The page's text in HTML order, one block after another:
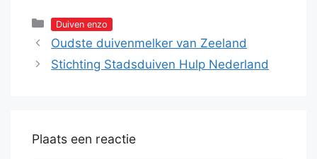
Categorieën
Duiven enzo
Oudste duivenmelker van Zeeland
Stichting Stadsduiven Hulp Nederland
Plaats een reactie